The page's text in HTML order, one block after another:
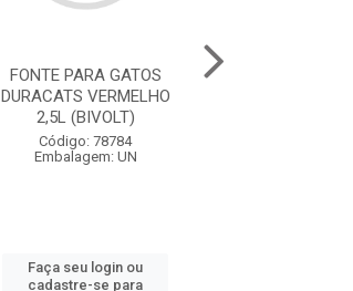
FONTE PARA GATOS
DURACATS VERMELHO
2,5L (BIVOLT)
Código: 78784
Embalagem: UN
Faça seu login ou
cadastre-se para